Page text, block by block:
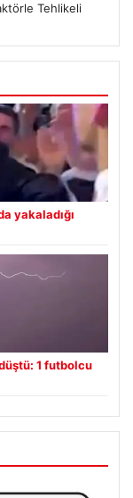
Tehlikeli
yakaladığı
düştü: 1 futbolcu